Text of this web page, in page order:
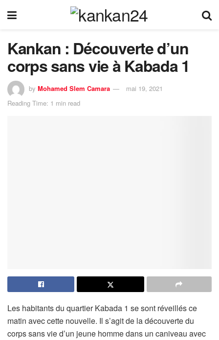
Kankan : Découverte d’un
corps sans vie à Kabada 1
by Mohamed Slem Camara
mai 19, 2021
Reading Time: 1 min read
Les habitants du quartier Kabada 1 se sont réveillés ce
matin avec cette nouvelle. Il s’agit de la découverte du
corps sans vie d’un jeune homme dans un caniveau avec